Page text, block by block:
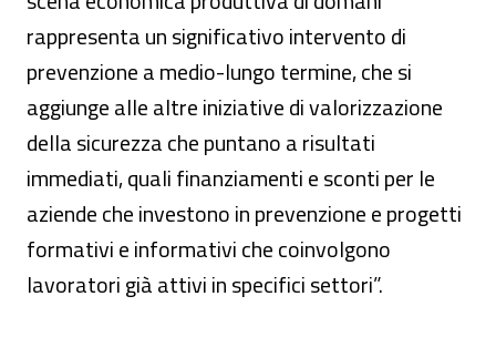
rappresenta un significativo intervento di
prevenzione a medio-lungo termine, che si
aggiunge alle altre iniziative di valorizzazione
della sicurezza che puntano a risultati
immediati, quali finanziamenti e sconti per le
aziende che investono in prevenzione e progetti
formativi e informativi che coinvolgono
lavoratori già attivi in specifici settori”.